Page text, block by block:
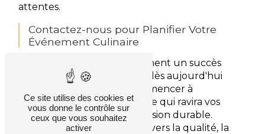
attentes.
Contactez-nous pour Planifier Votre
Événement Culinaire
Prêt à faire de votre événement un succès
culinaire ? Contactez-nous dès aujourd'hui
chez Le Convivial pour commencer à
planifier un repas inoubliable qui ravira vos
invités et laissera une impression durable.
Avec notre engagement envers la qualité, la
Ce site utilise des cookies et
vous donne le contrôle sur
ceux que vous souhaitez
activer